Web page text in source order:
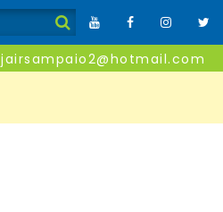
jairsampaio2@hotmail.com